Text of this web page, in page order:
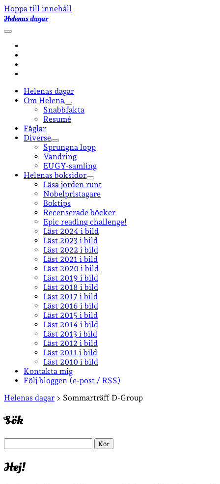
Hoppa till innehåll
Helenas dagar
öppna
Helenas dagar
Om Helena
öppna
undermeny
Snabbfakta
Resumé
Fåglar
Diverse
öppna
undermeny
Sprungna lopp
Vandring
EUGY-samling
Helenas boksidor
öppna
undermeny
Läsa jorden runt
Nobelpristagare
Boktips
Recenserade böcker
Epic reading challenge!
Läst 2024 i bild
Läst 2023 i bild
Läst 2022 i bild
Läst 2021 i bild
Läst 2020 i bild
Läst 2019 i bild
Läst 2018 i bild
Läst 2017 i bild
Läst 2016 i bild
Läst 2015 i bild
Läst 2014 i bild
Läst 2013 i bild
Läst 2012 i bild
Läst 2011 i bild
Läst 2010 i bild
Kontakta mig
Följ bloggen (e-post / RSS)
Sidopanel
Helenas dagar > Sommarträff D-Group
Sök
Hej!